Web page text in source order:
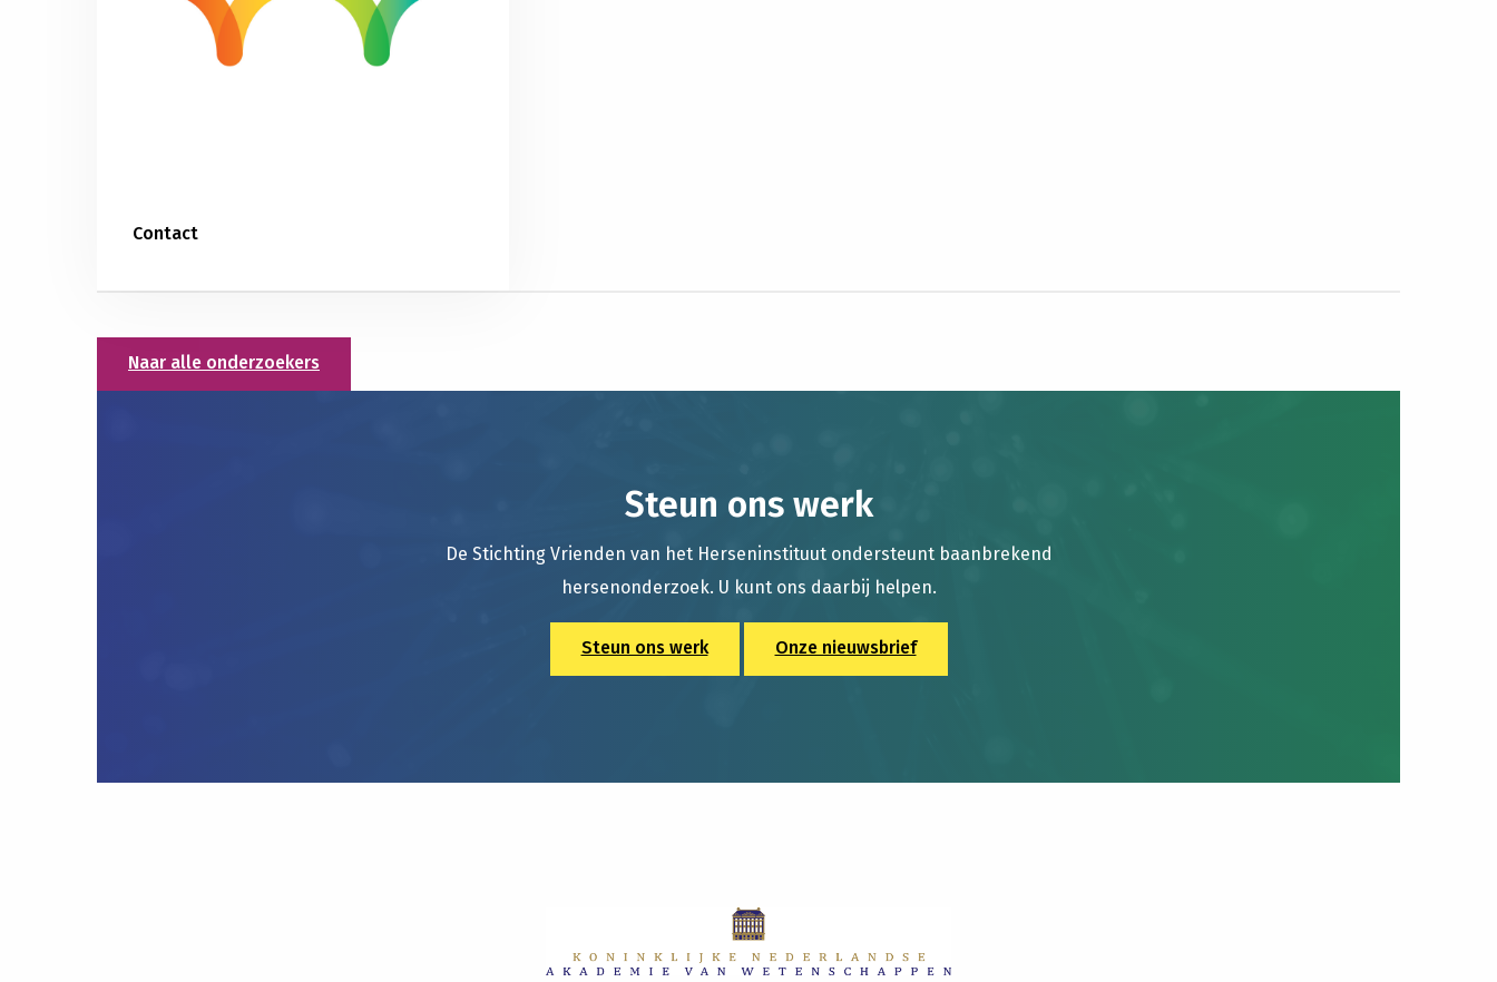
Contact
Naar alle onderzoekers
Steun ons werk
De Stichting Vrienden van het Herseninstituut ondersteunt baanbrekend
hersenonderzoek. U kunt ons daarbij helpen.
Steun ons werk Onze nieuwsbrief